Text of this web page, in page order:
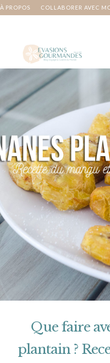
À PROPOS COLLABORER AVEC
Que faire
plantain ?